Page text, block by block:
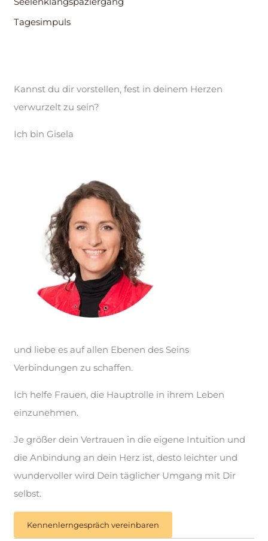
Tagesimpuls
Kannst du dir vorstellen, fest in deinem Herzen
verwurzelt zu sein?
Ich bin Gisela
und liebe es auf allen Ebenen des Seins
Verbindungen zu schaffen.
Ich helfe Frauen, die Hauptrolle in ihrem Leben
einzunehmen.
Je größer dein Vertrauen in die eigene Intuition und
die Anbindung an dein Herz ist, desto leichter und
wundervoller wird Dein täglicher Umgang mit Dir
selbst.
Kennenlerngespräch vereinbaren